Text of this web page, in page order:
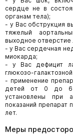
сердце не в
органам тела);
- у Вас обструкция
тяжелый
выходное
- у Вас сердечная
миокарда;
- у Вас дефицит
глюкозо-
- применение
детей от 0 до 6
установлены при
показаний препарат
лет.
Меры